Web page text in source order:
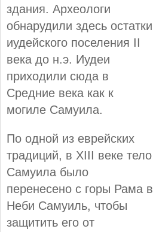
здания. Археологи
обнарудили здесь остатки
иудейского поселения II
века до н.э. Иудеи
приходили сюда в
Средние века как к
могиле Самуила.
По одной из еврейских
традиций, в XIII веке тело
Самуила было
перенесено с горы Рама в
Неби Самуиль, чтобы
защитить его от